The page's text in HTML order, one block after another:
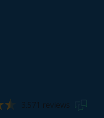
3.571 reviews